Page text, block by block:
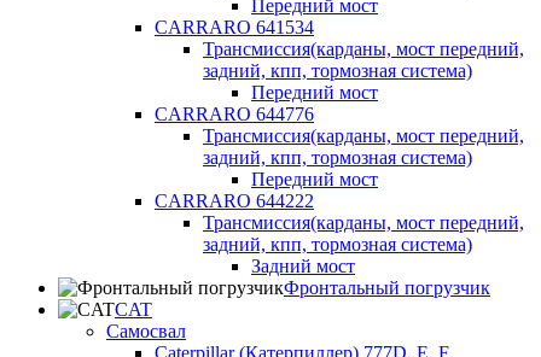
Передний мост
CARRARO 641534
Трансмиссия(карданы, мост передний,
задний, кпп, тормозная система)
Передний мост
CARRARO 644776
Трансмиссия(карданы, мост передний,
задний, кпп, тормозная система)
Передний мост
CARRARO 644222
Трансмиссия(карданы, мост передний,
задний, кпп, тормозная система)
Задний мост
Фронтальный погрузчик
CAT
Самосвал
Caterpillar (Катерпиллер) 777D, E, F